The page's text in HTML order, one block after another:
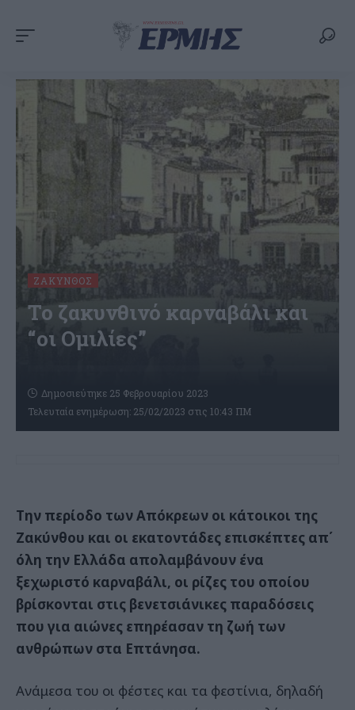
ΖΆΚΥΝΘΟΣ
Το ζακυνθινό καρναβάλι και
“οι Ομιλίες”
Τελευταία ενημέρωση: 25/02/2023 στις 10:43 ΠΜ
Δημοσιεύτηκε 25 Φεβρουαρίου 2023
Την περίοδο των Απόκρεων οι κάτοικοι της
Ζακύνθου και οι εκατοντάδες επισκέπτες απ΄
όλη την Ελλάδα απολαμβάνουν ένα
ξεχωριστό καρναβάλι, οι ρίζες του οποίου
βρίσκονται στις βενετσιάνικες παραδόσεις
που για αιώνες επηρέασαν τη ζωή των
ανθρώπων στα Επτάνησα.
Ανάμεσα του οι φέστες και τα φεστίνια, δηλαδή